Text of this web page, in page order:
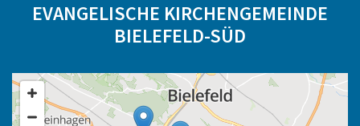
EVANGELISCHE KIRCHENGEMEINDE
BIELEFELD-SÜD